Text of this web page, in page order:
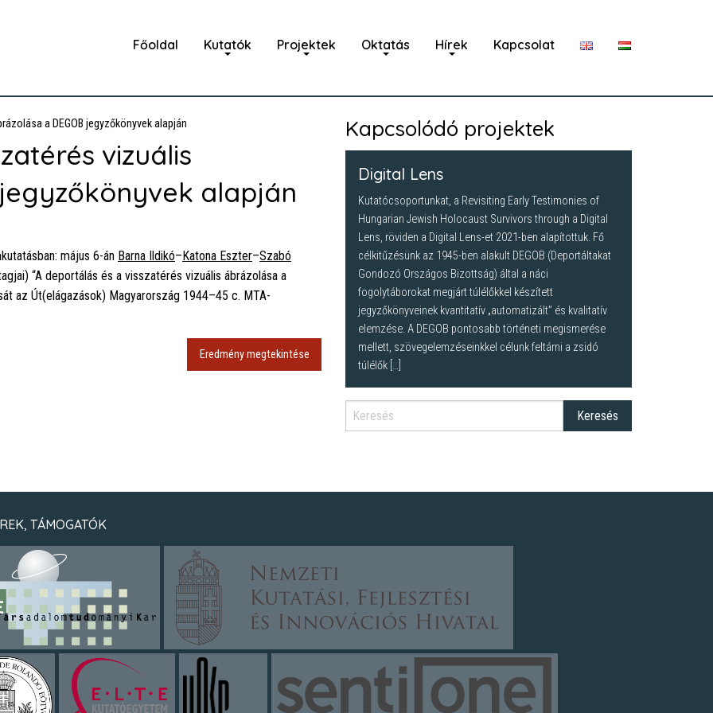
Főoldal Kutatók Projektek Oktatás Hírek Kapcsolat
a DEGOB jegyzőkönyvek alapján
vizuális
alapján
május 6-án Barna Ildikó– Katona Eszter–Szabó
“A deportálás és a visszatérés vizuális ábrázolása a
az Út(elágazások) Magyarország 1944–45 c. MTA-
Eredmény megtekintése
Kapcsolódó projektek
Digital Lens
Kutatócsoportunkat, a Revisiting Early Testimonies of
Hungarian Jewish Holocaust Survivors through a Digital
Lens, röviden a Digital Lens-et 2021-ben alapítottuk. Fő
célkitűzésünk az 1945-ben alakult DEGOB (Deportáltakat
Gondozó Országos Bizottság) által a náci
fogolytáborokat megjárt túlélőkkel készített
jegyzőkönyveinek kvantitatív „automatizált” és kvalitatív
elemzése. A DEGOB pontosabb történeti megismerése
mellett, szövegelemzéseinkkel célunk feltárni a zsidó
túlélők […]
TÁMOGATÓK